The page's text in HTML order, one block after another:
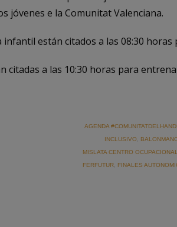
jóvenes e la Comunitat Valenciana.
están citados a las 08:30 horas
citadas a las 10:30 horas para
AGENDA
INCLUSIVO,
MISLATA CENTRO OCUPACIONAL
FERFUTUR, FINALES